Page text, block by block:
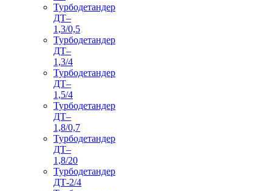
Турбодетандер
ДТ–
1,3/0,5
Турбодетандер
ДТ–
1,3/4
Турбодетандер
ДТ–
1,5/4
Турбодетандер
ДТ–
1,8/0,7
Турбодетандер
ДТ–
1,8/20
Турбодетандер
ДТ-2/4